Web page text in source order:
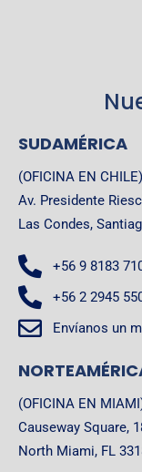
SUDAMÉRICA
(OFICINA EN CHILE)
Av. Presidente
Las Condes,
+56 9 8183
+56 2 2945
Envíanos un
(OFICINA EN
Causeway Square,
North Miami, FL